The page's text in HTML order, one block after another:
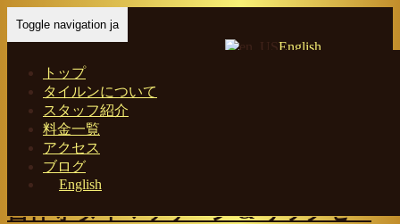
English
Toggle navigation ja
トップ
タイルンについて
スタッフ紹介
料金一覧
アクセス
ブログ
English
Tag: オイルマッサージ
Home - オイルマッサージ
吉祥寺 タイマッサージ & リラクゼー